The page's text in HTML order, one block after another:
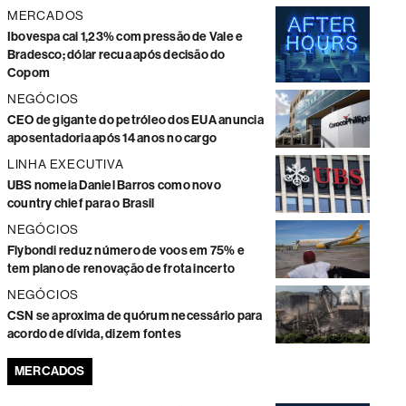
MERCADOS
Ibovespa cai 1,23% com pressão de Vale e
Bradesco; dólar recua após decisão do
Copom
NEGÓCIOS
CEO de gigante do petróleo dos EUA anuncia
aposentadoria após 14 anos no cargo
LINHA EXECUTIVA
UBS nomeia Daniel Barros como novo
country chief para o Brasil
NEGÓCIOS
Flybondi reduz número de voos em 75% e
tem plano de renovação de frota incerto
NEGÓCIOS
CSN se aproxima de quórum necessário para
acordo de dívida, dizem fontes
MERCADOS